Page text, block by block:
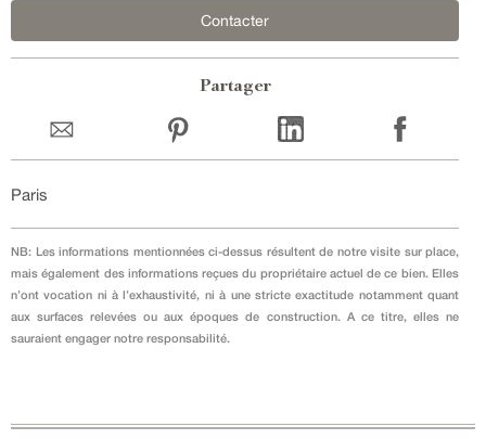
Contacter
Partager
Paris
NB: Les informations mentionnées ci-dessus résultent de notre visite sur place,
mais également des informations reçues du propriétaire actuel de ce bien. Elles
n’ont vocation ni à l’exhaustivité, ni à une stricte exactitude notamment quant
aux surfaces relevées ou aux époques de construction. A ce titre, elles ne
sauraient engager notre responsabilité.